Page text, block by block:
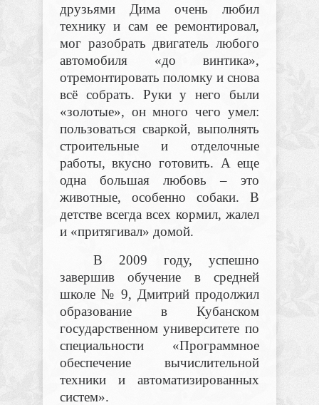
друзьями Дима очень любил
технику и сам ее ремонтировал,
мог разобрать двигатель любого
автомобиля «до винтика»,
отремонтировать поломку и снова
всё собрать. Руки у него были
«золотые», он много чего умел:
пользоваться сваркой, выполнять
строительные и отделочные
работы, вкусно готовить. А еще
одна большая любовь – это
животные, особенно собаки. В
детстве всегда всех кормил, жалел
и «притягивал» домой.
В 2009 году, успешно
завершив обучение в средней
школе № 9, Дмитрий продолжил
образование в Кубанском
государственном университете по
специальности «Программное
обеспечение вычислительной
техники и автоматизированных
систем».